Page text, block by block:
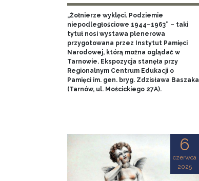
„Żołnierze wyklęci. Podziemie
niepodległościowe 1944–1963” – taki
tytuł nosi wystawa plenerowa
przygotowana przez Instytut Pamięci
Narodowej, którą można oglądać w
Tarnowie. Ekspozycja stanęła przy
Regionalnym Centrum Edukacji o
Pamięci im. gen. bryg. Zdzisława Baszaka
(Tarnów, ul. Mościckiego 27A).
6
czerwca
2025